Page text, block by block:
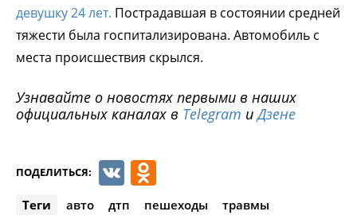
девушку 24 лет. Пострадавшая в состоянии средней
тяжести была госпитализирована. Автомобиль с
места происшествия скрылся.
Узнавайте о новостях первыми в наших
официальных каналах в Telegram иДзене
ПОДЕЛИТЬСЯ: VK
Теги авто дтп пешеходы травмы